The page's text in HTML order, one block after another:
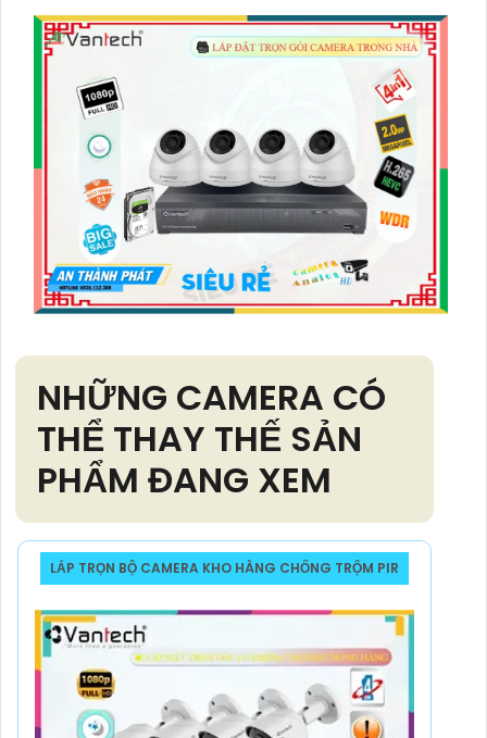
NHỮNG CAMERA CÓ
THỂ THAY THẾ SẢN
PHẨM ĐANG XEM
LẮP TRỌN BỘ CAMERA KHO HÀNG CHỐNG TRỘM PIR